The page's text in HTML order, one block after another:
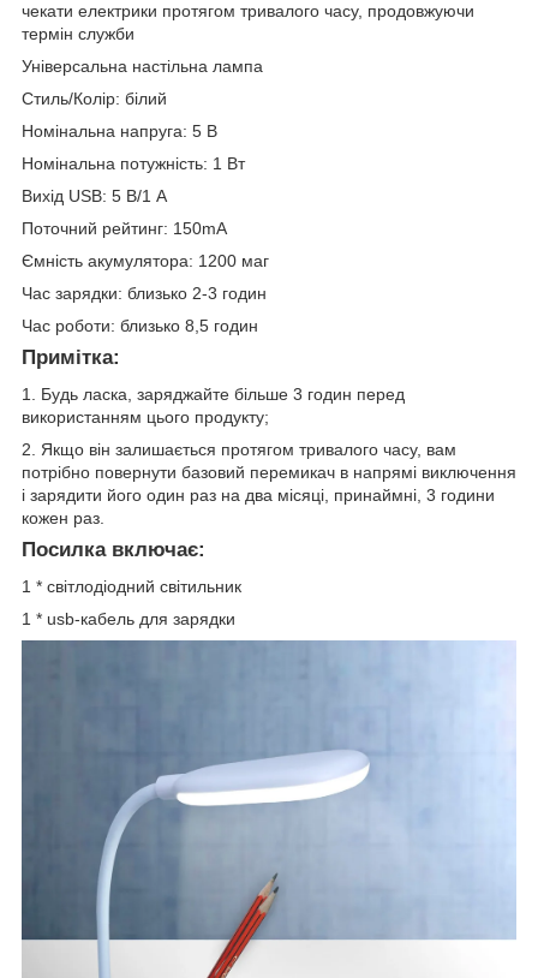
чекати електрики протягом тривалого часу, продовжуючи
термін служби
Універсальна настільна лампа
Стиль/Колір: білий
Номінальна напруга: 5 В
Номінальна потужність: 1 Вт
Вихід USB: 5 В/1 А
Поточний рейтинг: 150mA
Ємність акумулятора: 1200 маг
Час зарядки: близько 2-3 годин
Час роботи: близько 8,5 годин
Примітка:
1. Будь ласка, заряджайте більше 3 годин перед
використанням цього продукту;
2. Якщо він залишається протягом тривалого часу, вам
потрібно повернути базовий перемикач в напрямі виключення
і зарядити його один раз на два місяці, принаймні, 3 години
кожен раз.
Посилка включає:
1 * світлодіодний світильник
1 * usb-кабель для зарядки